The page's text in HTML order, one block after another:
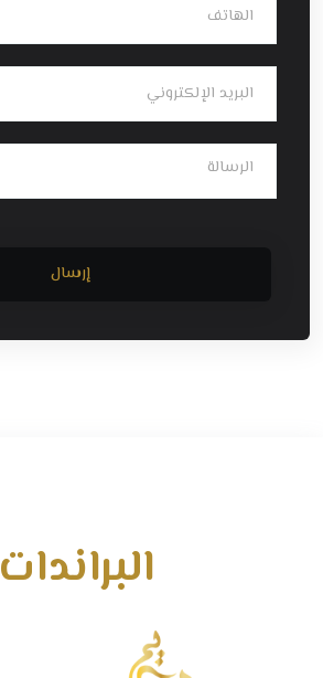
إرسال
البراندات